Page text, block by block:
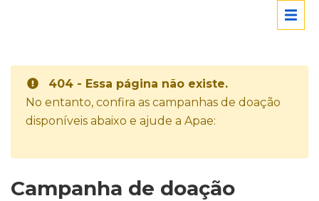
404 - Essa página não existe.
No entanto, confira as campanhas de doação
disponíveis abaixo e ajude a Apae:
Campanha de doação